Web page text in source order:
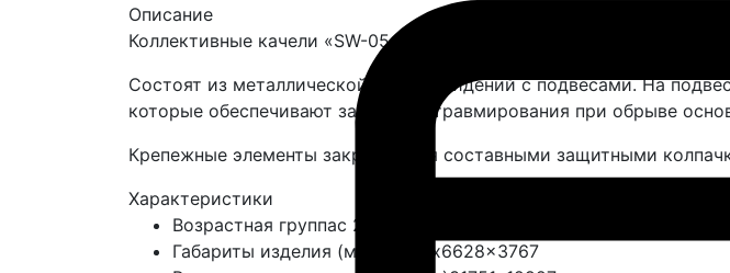
Описание
Коллективные качели «SW-05.08-01» серии Swing.
Состоят из металлической рамы и сидений с подвесами. На
которые обеспечивают защиту от травмирования при обрыве
Крепежные элементы закрываются составными защитными
Характеристики
Возрастная группас 2 лет
Габариты изделия (мм)
30085x6628x3767